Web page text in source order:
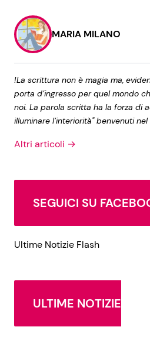
MARIA MILANO
!La scrittura non è magia ma,
porta d’ingresso per quel mondo
noi. La parola scritta ha la forza di
illuminare l’interiorità" benvenuti
Altri articoli →
SEGUICI SU
Ultime Notizie Flash
ULTIME NOTIZIE